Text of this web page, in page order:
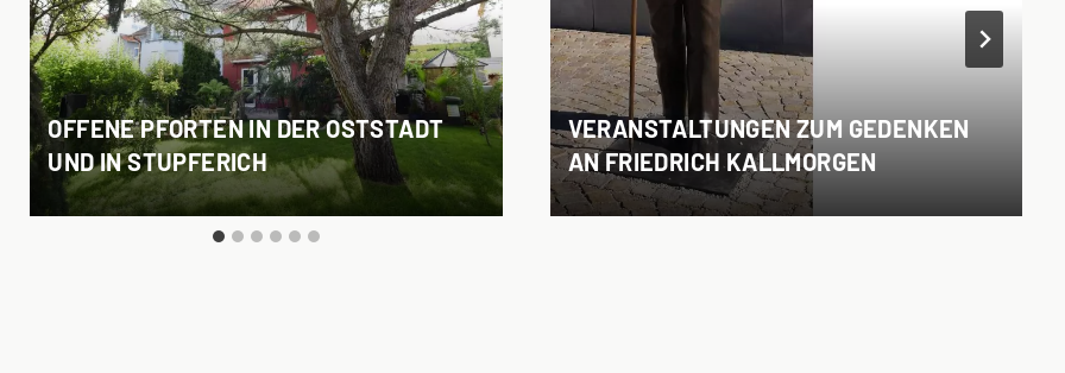
OFFENE PFORTEN IN DER OSTSTADT
UND IN STUPFERICH
VERANSTALTUNGEN ZUM GEDENKEN
AN FRIEDRICH KALLMORGEN